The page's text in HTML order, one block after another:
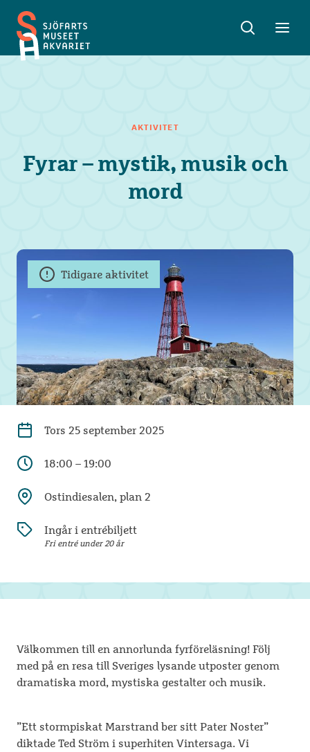
Sjöfartsmuseet
Akvariet
Toggle
AKTIVITET
Fyrar – mystik, musik och
mord
Tidigare aktivitet
Tors 25 september 2025
18:00 – 19:00
Ostindiesalen, plan 2
Ingår i entrébiljett
Fri entré under 20 år
Välkommen till en annorlunda fyrföreläsning! Följ
med på en resa till Sveriges lysande utposter genom
dramatiska mord, mystiska gestalter och musik.
”Ett stormpiskat Marstrand ber sitt Pater Noster”
diktade Ted Ström i superhiten Vintersaga. Vi